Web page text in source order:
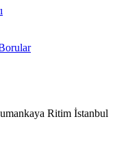
Ritim İstanbul